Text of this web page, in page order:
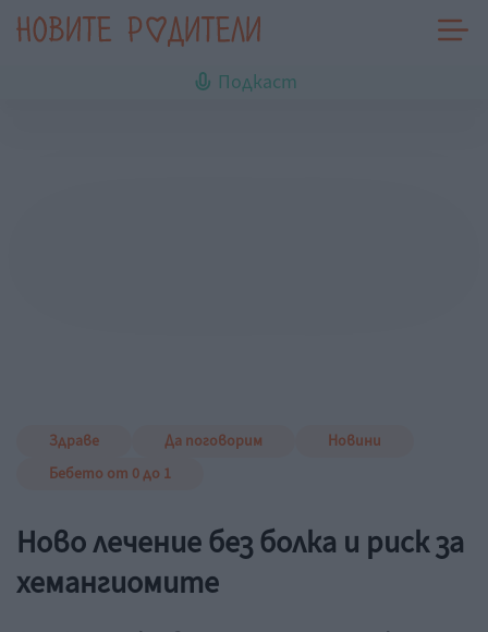
Подкаст
Здраве Да поговорим
Новини
Бебето от 0 до 1
Ново лечение без болка и риск за
хемангиомите